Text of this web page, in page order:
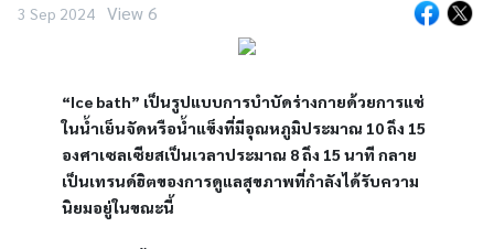
3 Sep 2024 View 6
“Ice bath” เป็นรูปแบบการบำบัดร่างกายด้วยการแช่
ในน้ำเย็นจัดหรือน้ำแข็งที่มีอุณหภูมิประมาณ 10 ถึง 15
องศาเซลเซียสเป็นเวลาประมาณ 8 ถึง 15 นาที กลาย
เป็นเทรนด์ฮิตของการดูแลสุขภาพที่กำลังได้รับความ
นิยมอยู่ในขณะนี้